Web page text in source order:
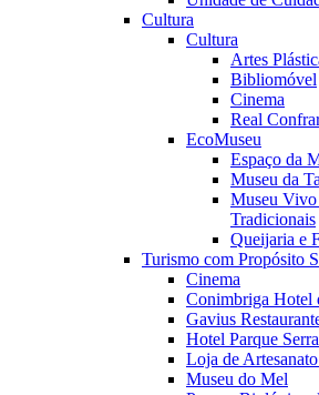
Cultura
Cultura
Artes
Bibliomóvel
Cinema
Real
EcoMuseu
Espaço da
Museu da
Museu
Tradicionais
Queijaria e
Turismo com Propósito
Cinema
Conimbriga Hotel
Gavius
Hotel Parque
Loja de
Museu do Mel